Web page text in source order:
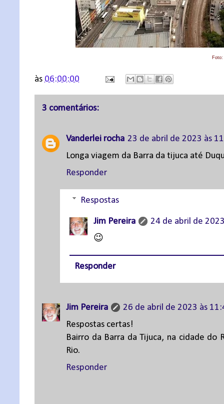
Foto:
às 06:00:00
3 comentários:
Vanderlei rocha 23 de abril de 2023 às
Longa viagem da Barra da tijuca até
Responder
Respostas
Jim Pereira
24 de abril de
😉
Responder
Jim Pereira
26 de abril de 2023 às
Respostas certas!
Bairro da Barra da Tijuca, na cidade do
Rio.
Responder